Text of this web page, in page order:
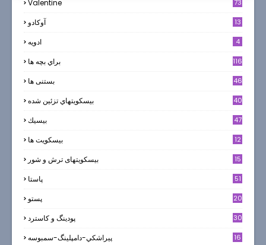
Valentine 73
آوکادو 13
ادويه 4
براي بچه ها 116
بستنی ها 46
بيسكويتهاي تزئين شده 40
بيسيك 47
بیسکویت ها
12
بیسکویتهای ترش و شور 15
پاستا 51
پستو 20
پودینگ و کاسترد 30
پيراشكي-دامپلينگ-سمبوسه 16